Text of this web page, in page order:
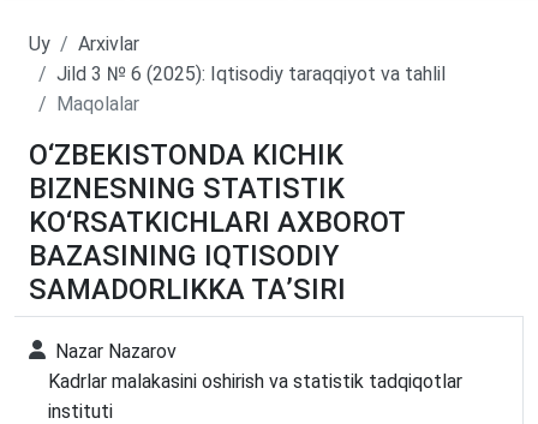
Uy
Arxivlar
Jild 3 № 6 (2025): Iqtisodiy taraqqiyot va tahlil
Maqolalar
O‘ZBEKISTONDA KICHIK
BIZNESNING STATISTIK
KO‘RSATKICHLARI AXBOROT
BAZASINING IQTISODIY
SAMADORLIKKA TA’SIRI
Nazar Nazarov
Kadrlar malakasini oshirish va statistik tadqiqotlar
instituti